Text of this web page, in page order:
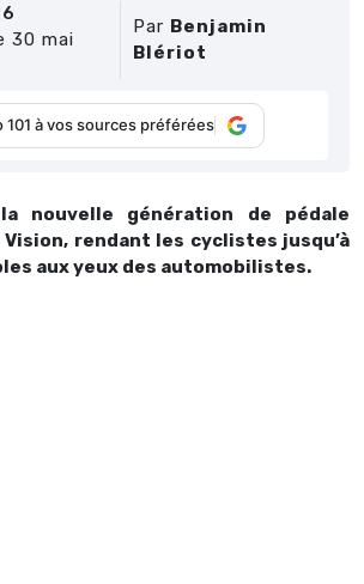
30 mai
Par Benjamin
Blériot
101 à vos sources préférées
nouvelle génération de pédale
rendant les cyclistes jusqu’à
aux yeux des automobilistes.